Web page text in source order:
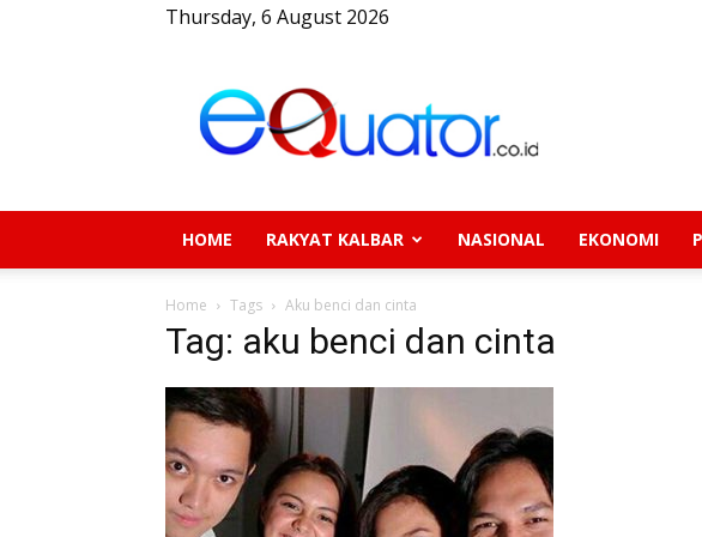
Thursday, 6 August 2026
HOME RAKYAT KALBAR NASIONAL EKONOMI
Home Tags Aku benci dan cinta
Tag: aku benci dan cinta